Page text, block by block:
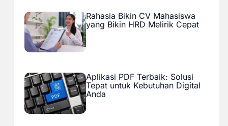
Rahasia Bikin CV Mahasiswa
yang Bikin HRD Melirik Cepat
Aplikasi PDF Terbaik: Solusi
Tepat untuk Kebutuhan Digital
Anda